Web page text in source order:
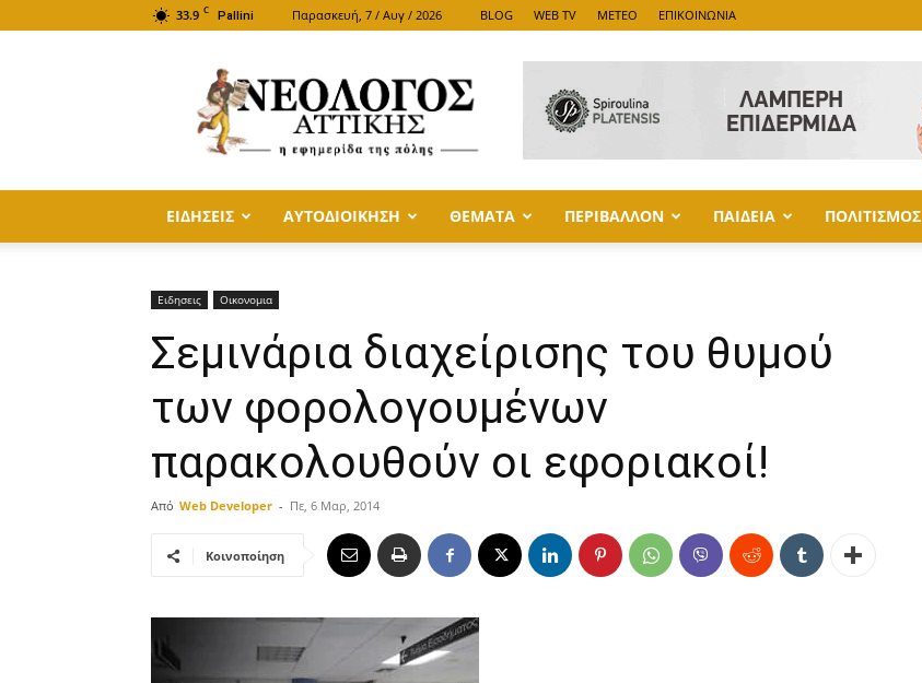
33.9 C Pallini Παρασκευή, 7 / Αυγ / 2026 BLOG WEB TV METEO ΕΠΙΚΟΙΝΩΝΙΑ
ΑΤΤΙΚΗΣ
ΕΙΔΗΣΕΙΣ ΑΥΤΟΔΙΟΙΚΗΣΗ ΘΕΜΑΤΑ ΠΕΡΙΒΑΛΛΟΝ ΠΑΙΔΕΙΑ ΠΟΛΙΤΙΣΜΟΣ
Ειδησεις Οικονομια
Σεμινάρια διαχείρισης του θυμού
των φορολογουμένων
παρακολουθούν οι εφοριακοί!
Από Web Developer - Πε, 6 Μαρ, 2014
Κοινοποίηση